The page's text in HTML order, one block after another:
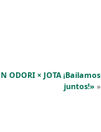
ODORI × JOTA ¡Bailamos
juntos!» »